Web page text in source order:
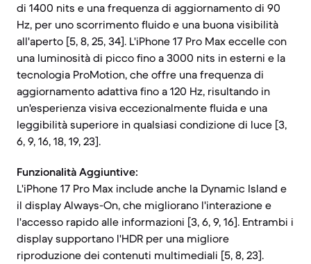
di 1400 nits e una frequenza di aggiornamento di 90
Hz, per uno scorrimento fluido e una buona visibilità
all'aperto [5, 8, 25, 34]. L'iPhone 17 Pro Max eccelle con
una luminosità di picco fino a 3000 nits in esterni e la
tecnologia ProMotion, che offre una frequenza di
aggiornamento adattiva fino a 120 Hz, risultando in
un'esperienza visiva eccezionalmente fluida e una
leggibilità superiore in qualsiasi condizione di luce [3,
6, 9, 16, 18, 19, 23].
Funzionalità Aggiuntive:
L'iPhone 17 Pro Max include anche la Dynamic Island e
il display Always-On, che migliorano l'interazione e
l'accesso rapido alle informazioni [3, 6, 9, 16]. Entrambi i
display supportano l'HDR per una migliore
riproduzione dei contenuti multimediali [5, 8, 23].